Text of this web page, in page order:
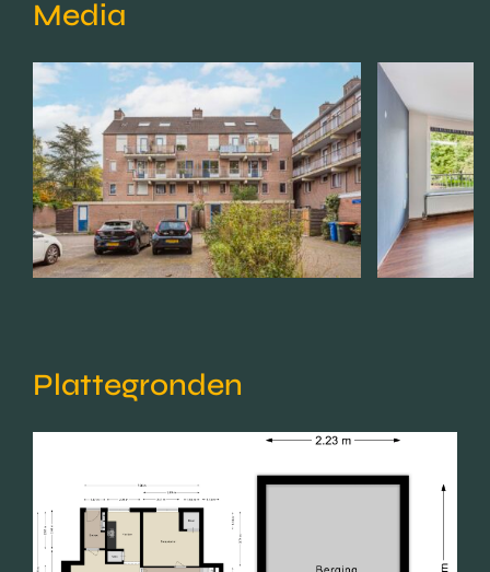
Media
Plattegronden